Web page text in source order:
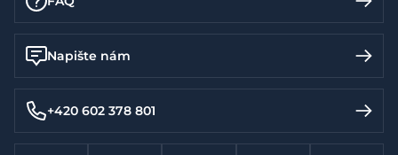
Napište nám
+420 602 378 801